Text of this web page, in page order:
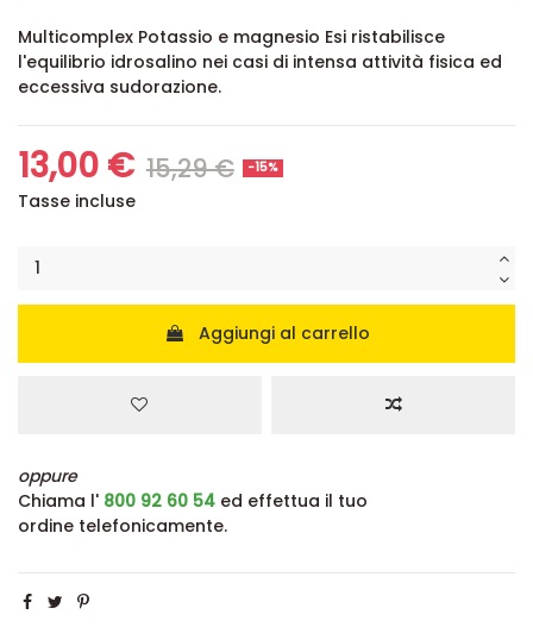
Multicomplex Potassio e magnesio Esi ristabilisce
l'equilibrio idrosalino nei casi di intensa attività fisica ed
eccessiva sudorazione.
13,00 € 15,29 € -15%
Tasse incluse
Aggiungi al carrello
oppure
Chiama l' 800 92 60 54 ed effettua il tuo
ordine telefonicamente.